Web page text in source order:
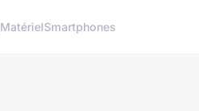
MatérielSmartphones